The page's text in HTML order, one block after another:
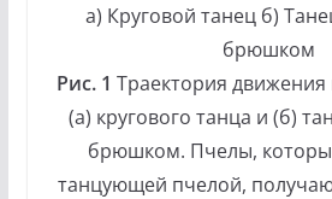
а) Круговой танец б)
брюшком
Рис. 1 Траектория
(а) кругового танца и (б)
брюшком. Пчелы,
танцующей пчелой,